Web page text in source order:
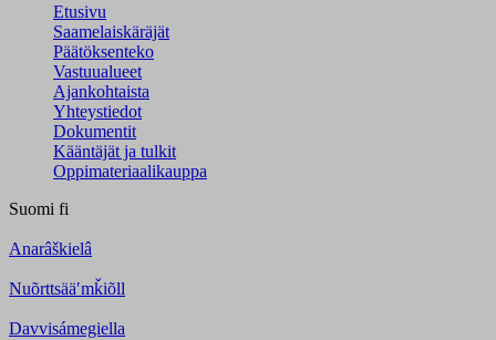
Etusivu
Saamelaiskäräjät
Päätöksenteko
Vastuualueet
Ajankohtaista
Yhteystiedot
Dokumentit
Kääntäjät ja tulkit
Oppimateriaalikauppa
Suomi fi
Anarâškielâ
Nuõrttsääʹmǩiõll
Davvisámegiella